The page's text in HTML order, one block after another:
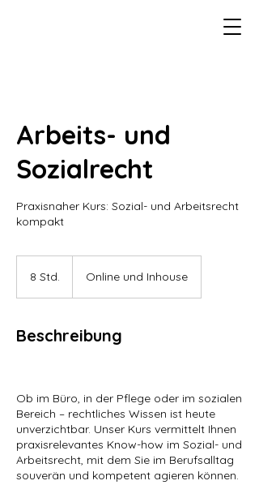
Arbeits- und
Sozialrecht
Praxisnaher Kurs: Sozial- und Arbeitsrecht
kompakt
8 Std.
.
Online und Inhouse
Beschreibung
Ob im Büro, in der Pflege oder im sozialen
Bereich – rechtliches Wissen ist heute
unverzichtbar. Unser Kurs vermittelt Ihnen
praxisrelevantes Know-how im Sozial- und
Arbeitsrecht, mit dem Sie im Berufsalltag
souverän und kompetent agieren können.